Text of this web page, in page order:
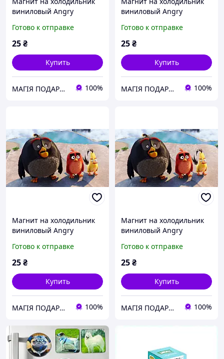
виниловый Angry
на холодильник
Готово к отправке
25₴
Купить
МАГІЯ ПОДАРУНКІВ 100%
виниловый Angry
на холодильник
Готово к отправке
25₴
Купить
МАГІЯ ПОДАРУНКІВ 100%
Магнит на холодильник
виниловый Angry
на холодильник
Готово к отправке
25₴
Купить
МАГІЯ ПОДАРУНКІВ 100%
Магнит на холодильник
виниловый Angry
на холодильник
Готово к отправке
25₴
Купить
МАГІЯ ПОДАРУНКІВ 100%